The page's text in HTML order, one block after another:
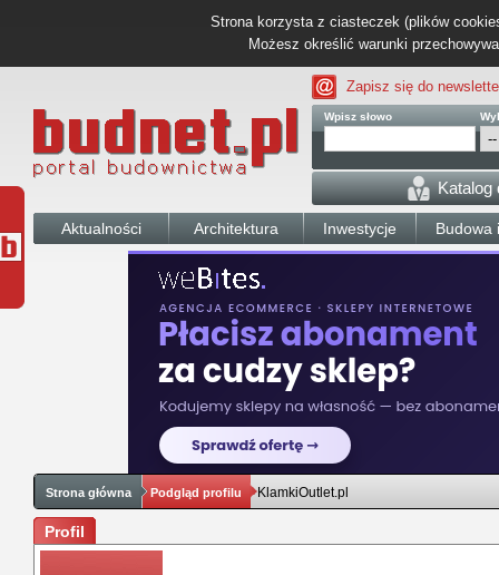
Strona korzysta z ciasteczek (plików
Możesz określić warunki
Zapisz się do
Wpisz słowo
Katalog
Aktualności Architektura Inwestycje Budowa
Strona główna Podgląd profilu KlamkiOutlet.pl
Profil